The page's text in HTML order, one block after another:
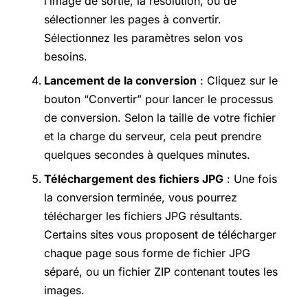
sélectionner les pages à convertir.
Sélectionnez les paramètres selon vos
besoins.
Lancement de la conversion : Cliquez sur le
bouton “Convertir” pour lancer le processus
de conversion. Selon la taille de votre fichier
et la charge du serveur, cela peut prendre
quelques secondes à quelques minutes.
Téléchargement des fichiers JPG : Une fois
la conversion terminée, vous pourrez
télécharger les fichiers JPG résultants.
Certains sites vous proposent de télécharger
chaque page sous forme de fichier JPG
séparé, ou un fichier ZIP contenant toutes les
images.